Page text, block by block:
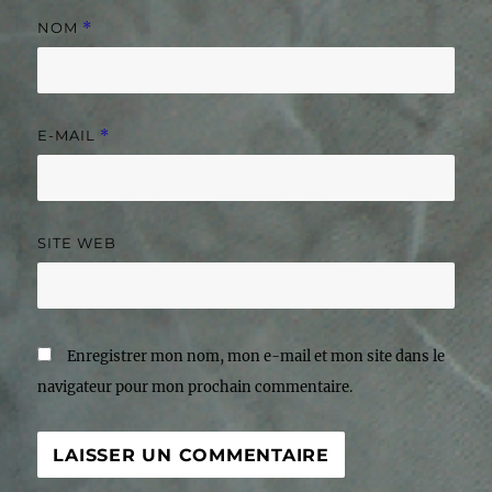
NOM *
E-MAIL *
SITE WEB
Enregistrer mon nom, mon e-mail et mon site dans le
navigateur pour mon prochain commentaire.